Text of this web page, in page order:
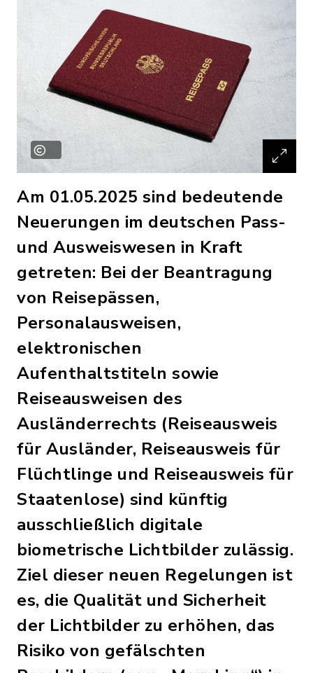
Am 01.05.2025 sind bedeutende
Neuerungen im deutschen Pass-
und Ausweiswesen in Kraft
getreten: Bei der Beantragung
von Reisepässen,
Personalausweisen,
elektronischen
Aufenthaltstiteln sowie
Reiseausweisen des
Ausländerrechts (Reiseausweis
für Ausländer, Reiseausweis für
Flüchtlinge und Reiseausweis für
Staatenlose) sind künftig
ausschließlich digitale
biometrische Lichtbilder zulässig.
Ziel dieser neuen Regelungen ist
es, die Qualität und Sicherheit
der Lichtbilder zu erhöhen, das
Risiko von gefälschten